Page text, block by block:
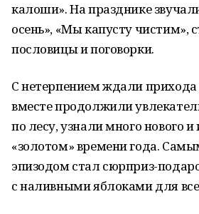
калоши». На празднике
осень», «Мы капусту чистим»,
пословицы и поговорки.
С нетерпением ждали прихода
вместе продолжили
по лесу, узнали много нового и
«золотом» времени года.
эпизодом стал сюрприз-
с наливными яблоками для